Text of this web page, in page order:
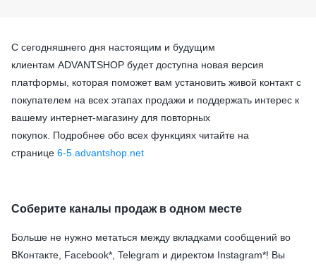
С сегодняшнего дня настоящим и будущим
клиентам ADVANTSHOP будет доступна новая версия
платформы, которая поможет вам установить живой контакт с
покупателем на всех этапах продажи и поддержать интерес к
вашему интернет-магазину для повторных
покупок. Подробнее обо всех функциях читайте на
странице 6-5.advantshop.net
Соберите каналы продаж в одном месте
Больше не нужно метаться между вкладками сообщений во
ВКонтакте, Facebook*, Telegram и директом Instagram*! Вы